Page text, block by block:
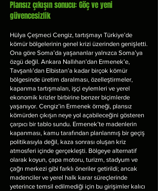
Plansız çıkışın sonucu: Göç ve yeni
güvencesizlik
Hülya Çeşmeci Cengiz, tartışmayı Türkiye’de
kömür bölgelerinin genel krizi üzerinden genişletti.
Ona göre Soma’da yaşananlar yalnızca Soma’ya
özgü değil. Ankara Nallıhan’dan Ermenek’e,
Tavşanlı’dan Elbistan’a kadar birçok kömür
bölgesinde üretim daralması, özelleştirmeler,
kapanma tartışmaları, işçi eylemleri ve yerel
ekonomik krizler birbirine benzer biçimlerde
yaşanıyor. Cengiz’in Ermenek örneği, plansız
kömürden çıkışın neye yol açabileceğini gösteren
çarpıcı bir tablo sundu. Ermenek’te madenlerin
kapanması, kamu tarafından planlanmış bir geçiş
politikasıyla değil, kaza sonrası oluşan kriz
atmosferi içinde gerçekleşti. Bölgeye alternatif
olarak koyun, çapa motoru, turizm, stadyum ve
çağrı merkezi gibi farklı öneriler getirildi; ancak
madenciler ve yerel halk karar süreçlerinde
yeterince temsil edilmediği için bu girişimler kalıcı